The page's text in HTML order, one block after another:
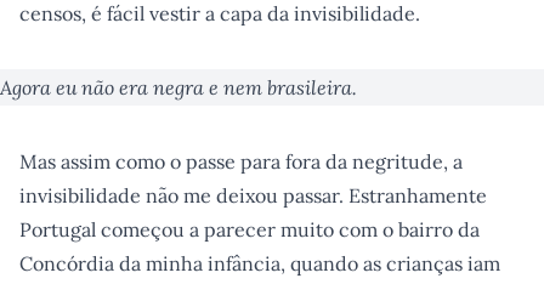
censos, é fácil vestir a capa da invisibilidade.
Agora eu não era negra e nem brasileira.
Mas assim como o passe para fora da negritude, a
invisibilidade não me deixou passar. Estranhamente
Portugal começou a parecer muito com o bairro da
Concórdia da minha infância, quando as crianças iam